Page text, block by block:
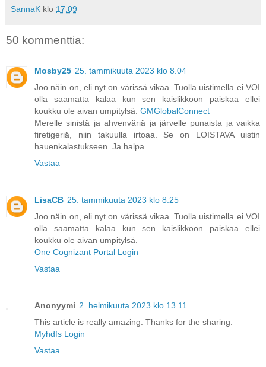
SannaK klo 17.09
50 kommenttia:
Mosby25 25. tammikuuta 2023 klo 8.04
Joo näin on, eli nyt on värissä vikaa. Tuolla uistimella ei VOI
olla saamatta kalaa kun sen kaislikkoon paiskaa ellei
koukku ole aivan umpitylsä. GMGlobalConnect
Merelle sinistä ja ahvenväriä ja järvelle punaista ja vaikka
firetigeriä, niin takuulla irtoaa. Se on LOISTAVA uistin
hauenkalastukseen. Ja halpa.
Vastaa
LisaCB 25. tammikuuta 2023 klo 8.25
Joo näin on, eli nyt on värissä vikaa. Tuolla uistimella ei VOI
olla saamatta kalaa kun sen kaislikkoon paiskaa ellei
koukku ole aivan umpitylsä.
One Cognizant Portal Login
Vastaa
Anonyymi 2. helmikuuta 2023 klo 13.11
This article is really amazing. Thanks for the sharing.
Myhdfs Login
Vastaa